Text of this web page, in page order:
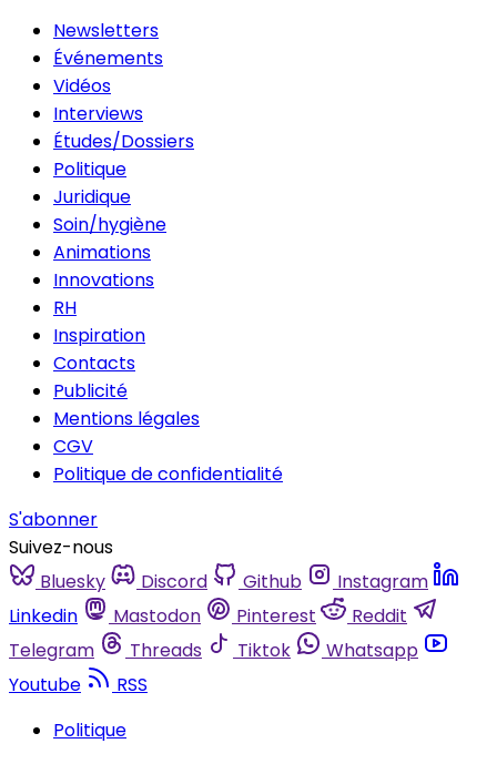
Newsletters
Événements
Vidéos
Interviews
Études/Dossiers
Politique
Juridique
Soin/hygiène
Animations
Innovations
RH
Inspiration
Contacts
Publicité
Mentions légales
CGV
Politique de confidentialité
S'abonner
Suivez-nous
Bluesky
Discord Github
Instagram
Linkedin
Mastodon Pinterest
Reddit
Telegram
Threads Tiktok
Whatsapp
Youtube
RSS
Politique